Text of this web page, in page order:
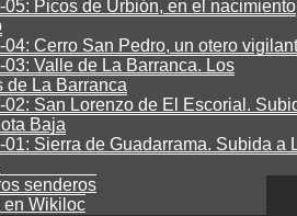
05: Picos de Urbión, en el nacimiento
04: Cerro San Pedro, un otero
03: Valle de La Barranca. Los
de La Barranca
02: San Lorenzo de El Escorial.
Baja
01: Sierra de Guadarrama. Subida a
senderos
en Wikiloc